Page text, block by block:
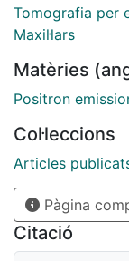
sobre todo la
positrones es
excelente
estadificación y
metástasis y
clínicamente,
recidivas
aplicación
FDG. La PET
que se produce
Tomografia per
Maxil·lars
Matèries
Positron
Col·leccions
Articles
Pàgina
Citació